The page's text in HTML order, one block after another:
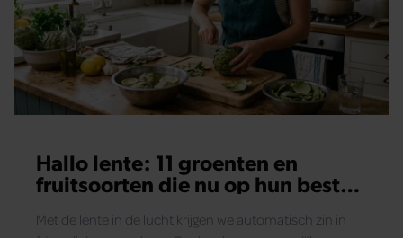
Hallo lente: 11 groenten en
fruitsoorten die nu op hun best
Met de lente in de lucht krijgen we automatisch zin in